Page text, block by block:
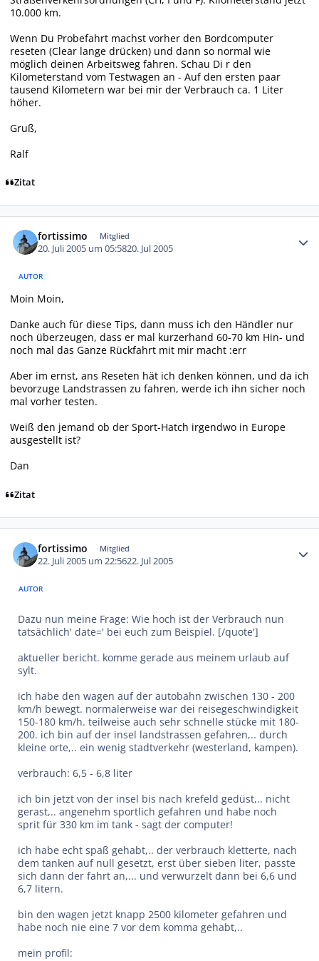
10.000 km.
Wenn Du Probefahrt machst vorher den Bordcomputer
reseten (Clear lange drücken) und dann so normal wie
möglich deinen Arbeitsweg fahren. Schau Di r den
Kilometerstand vom Testwagen an - Auf den ersten paar
tausend Kilometern war bei mir der Verbrauch ca. 1 Liter
höher.
Gruß,
Ralf
Zitat
fortissimo Mitglied
20. Juli 2005 um 05:5820. Jul 2005
AUTOR
Moin Moin,
Danke auch für diese Tips, dann muss ich den Händler nur
noch überzeugen, dass er mal kurzerhand 60-70 km Hin- und
noch mal das Ganze Rückfahrt mit mir macht :err
Aber im ernst, ans Reseten hät ich denken können, und da ich
bevorzuge Landstrassen zu fahren, werde ich ihn sicher noch
mal vorher testen.
Weiß den jemand ob der Sport-Hatch irgendwo in Europe
ausgestellt ist?
Dan
Zitat
fortissimo Mitglied
22. Juli 2005 um 22:5622. Jul 2005
AUTOR
Dazu nun meine Frage: Wie hoch ist der Verbrauch nun
tatsächlich' date=' bei euch zum Beispiel. [/quote']
aktueller bericht. komme gerade aus meinem urlaub auf
sylt.
ich habe den wagen auf der autobahn zwischen 130 - 200
km/h bewegt. normalerweise war dei reisegeschwindigkeit
150-180 km/h. teilweise auch sehr schnelle stücke mit 180-
200. ich bin auf der insel landstrassen gefahren,.. durch
kleine orte,.. ein wenig stadtverkehr (westerland, kampen).
verbrauch: 6,5 - 6,8 liter
ich bin jetzt von der insel bis nach krefeld gedüst,.. nicht
gerast,.. angenehm sportlich gefahren und habe noch
sprit für 330 km im tank - sagt der computer!
ich habe echt spaß gehabt,.. der verbrauch kletterte, nach
dem tanken auf null gesetzt, erst über sieben liter, passte
sich dann der fahrt an,... und verwurzelt dann bei 6,6 und
6,7 litern.
bin den wagen jetzt knapp 2500 kilometer gefahren und
habe noch nie eine 7 vor dem komma gehabt,..
mein profil: